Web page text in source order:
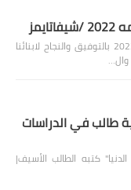
ل معرفة نتيجة الثانويه العامه 2022 بالتوفيق والنجاح لابنائنا
طالب في الدراسات
كتبه الطالب الأسيف|